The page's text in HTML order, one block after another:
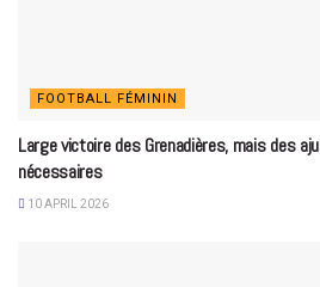
FOOTBALL FÉMININ
Large victoire des Grenadières, mais des
nécessaires
10 APRIL 2026